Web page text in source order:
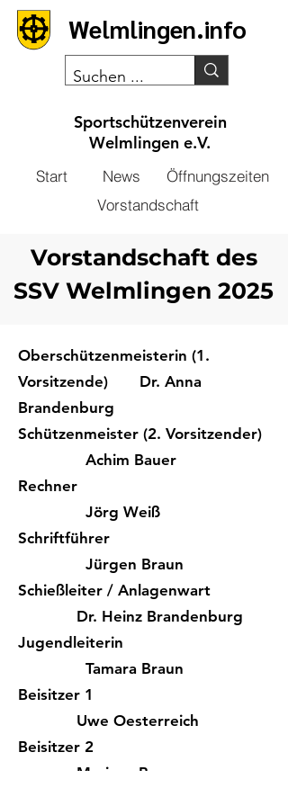
Welmlingen.info
Sportschützenverein
Welmlingen e.V.
Start News
Öffnungszeiten
Vorstandschaft
Vorstandschaft des
SSV Welmlingen 2025
Oberschützenmeisterin (1.
Vorsitzende) Dr. Anna
Brandenburg
Schützenmeister (2. Vorsitzender)
Achim Bauer
Rechner
Jörg Weiß
Schriftführer
Jürgen Braun
Schießleiter / Anlagenwart
Dr. Heinz Brandenburg
Jugendleiterin
Tamara Braun
Beisitzer 1
Uwe Oesterreich
Beisitzer 2
Marinus Bauer